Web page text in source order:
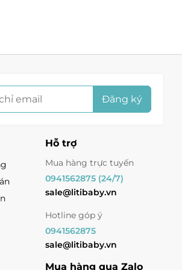
Yên Bái
Đình 1, Hà Nội
Quang Trung, Nghệ An
Sơn
Đăng ký
Hỗ trợ
Mua hàng trực tuyến
0941562875 (24/7)
sale@litibaby.vn
Hotline góp ý
0941562875
sale@litibaby.vn
Mua hàng qua Zalo